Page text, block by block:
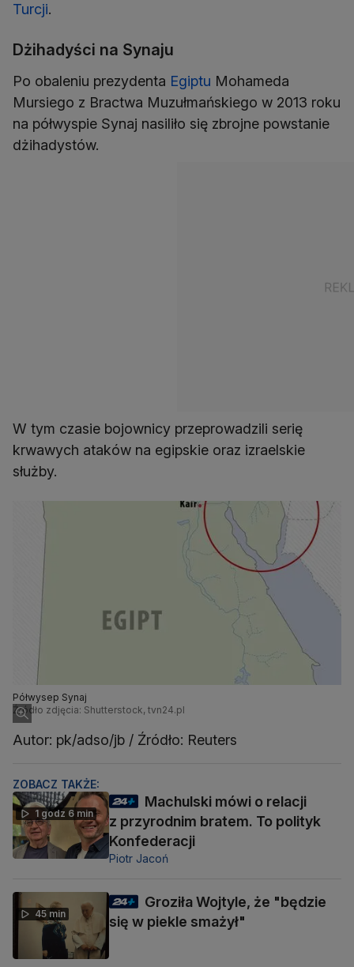
Turcji.
Dżihadyści na Synaju
Po obaleniu prezydenta Egiptu Mohameda
Mursiego z Bractwa Muzułmańskiego w 2013 roku
na półwyspie Synaj nasiliło się zbrojne powstanie
dżihadystów.
W tym czasie bojownicy przeprowadzili serię
krwawych ataków na egipskie oraz izraelskie
służby.
Półwysep Synaj
Źródło zdjęcia: Shutterstock, tvn24.pl
Autor: pk/adso/jb / Źródło: Reuters
ZOBACZ TAKŻE:
1 godz 6 min
Machulski mówi o relacji
z przyrodnim bratem. To polityk
Konfederacji
Piotr Jacoń
45 min
Groziła Wojtyle, że "będzie
się w piekle smażył"